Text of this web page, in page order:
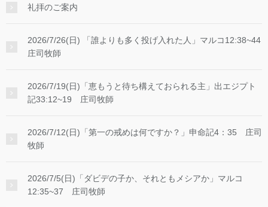
礼拝のご案内
2026/7/26(日) 「誰よりも多く投げ入れた人」マルコ12:38~44
庄司牧師
2026/7/19(日)「恵もうと待ち構えておられる主」出エジプト
記33:12~19 庄司牧師
2026/7/12(日)「第一の戒めは何ですか？」申命記4：35 庄司
牧師
2026/7/5(日)「ダビデの子か、それともメシアか」マルコ
12:35~37 庄司牧師